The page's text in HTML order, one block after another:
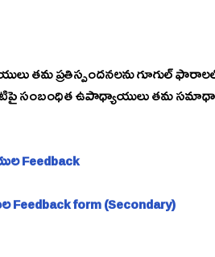
తమ ప్రతిస్పందనలను గూగుల్
సంబంధిత ఉపాధ్యాయులు తమ
Feedback
form (Secondary)